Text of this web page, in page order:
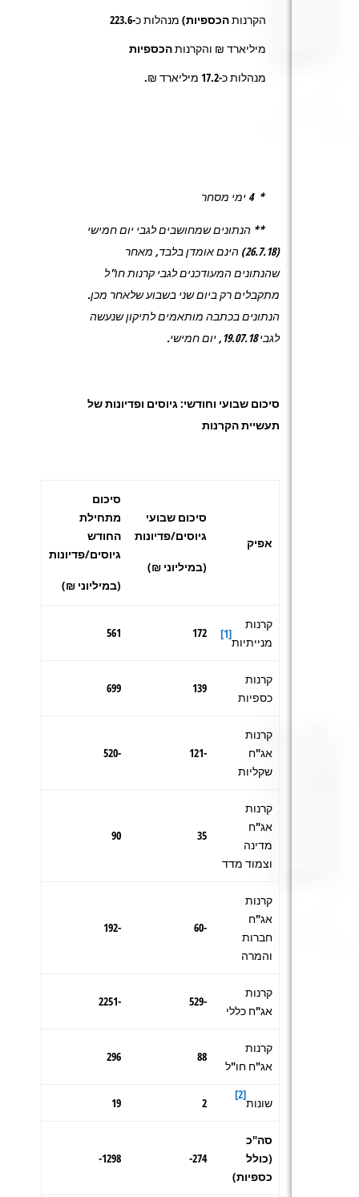
הקרנותהכספיות
) מנהלות כ-223.6
מיליארד ₪ והקרנותהכספיות
מנהלות כ-17.2 מיליארד ₪.
* 4 ימי מסחר
** הנתונים שמחושבים לגבי יום חמישי
(26.7.18) הינם אומדן בלבד, מאחר
שהנתונים המעודכנים לגבי קרנות חו"ל
מתקבלים רק ביום שני בשבוע שלאחר מכן.
הנתונים בכתבה מותאמים לתיקון שנעשה
לגבי 19.07.18, יום חמישי.
סיכום שבועי וחודשי: גיוסים ופדיונות של
תעשיית הקרנות
אפיק
סיכום שבועי
גיוסים/פדיונות
(במיליוני ₪)
סיכום
מתחילת
החודש
גיוסים/פדיונות
(במיליוני ₪)
קרנות
מנייתיות
[1]
172
561
קרנות
כספיות
139
699
קרנות
אג"ח
שקליות
-121
-520
קרנות
אג"ח
מדינה
וצמוד מדד
35
90
קרנות
אג"ח
חברות
והמרה
-60
-192
קרנות
אג"ח כללי
-529
-2251
קרנות
אג"ח חו"ל
88
296
שונות
[2]
2
19
סה"כ
(כולל
כספיות)
274-
1298-